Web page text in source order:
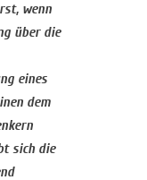
wenn
über die
eines
dem
sich die